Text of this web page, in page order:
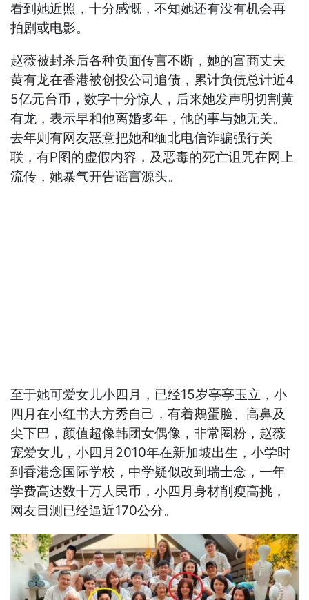
看到她近照，十分感慨，不知她还有没有机会再
拍剧或电影。
赵薇被封杀后各种负面传言不断，她的富商丈夫
黄有龙在香港被创投公司追债，累计负债总计近4
5亿元台币，数字十分惊人，后来她发声明切割黄
有龙，表示早和他离婚多年，他的事与她无关。
去年则有网友恶意把她和缅北电信诈骗强行关
联，有P图的虚假内容，及恶毒的死亡诅咒在网上
流传，她暴气开告谣言源头。
至于她可爱女儿小四月，已经15岁亭亭玉立，小
四月在小红书大方秀自己，有着鹅蛋脸、高鼻及
尖下巴，颜值超像韩团女偶像，非常圈粉，赵薇
宠爱女儿，小四月2010年在新加坡出生，小学时
到香港念国际学校，中学疑似改到瑞士念，一年
学费高达数十万人民币，小四月身材削瘦高挑，
网友目测已经逼近170公分。